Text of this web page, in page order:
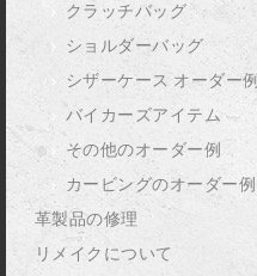
クラッチバッグ
ショルダーバッグ
シザーケース オーダー例
バイカーズアイテム
その他のオーダー例
カービングのオーダー例
革製品の修理
リメイクについて